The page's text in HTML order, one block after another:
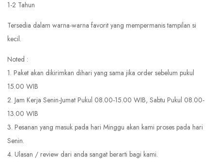
1-2 Tahun
Tersedia dalam warna-warna favorit yang mempermanis tampilan si
kecil.
Noted :
1. Paket akan dikirimkan dihari yang sama jika order sebelum pukul
15.00 WIB
2. Jam Kerja Senin-Jumat Pukul 08.00-15.00 WIB, Sabtu Pukul 08.00-
13.00 WIB
3. Pesanan yang masuk pada hari Minggu akan kami proses pada hari
Senin.
4. Ulasan / review dari anda sangat berarti bagi kami.